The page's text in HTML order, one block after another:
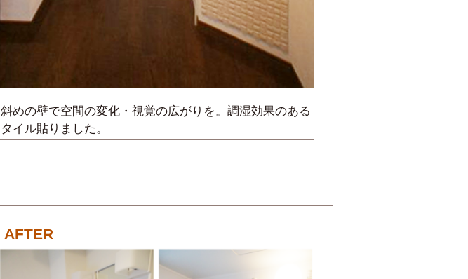
斜めの壁で空間の変化・視覚の広がりを。調湿効果のある
タイル貼りました。